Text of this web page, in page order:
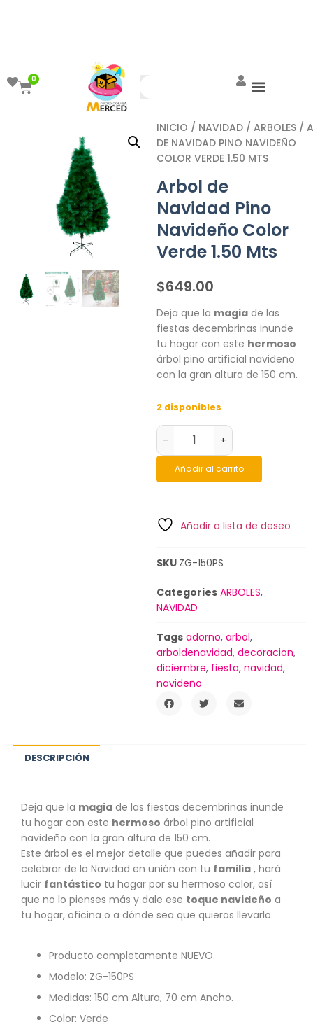
0
INICIO / NAVIDAD / ARBOLES /
DE NAVIDAD PINO NAVIDEÑO
COLOR VERDE 1.50 MTS
Arbol de
Navidad Pino
Navideño Color
Verde 1.50 Mts
$649.00
Deja que la magia de las
fiestas decembrinas inunde
tu hogar con este hermoso
árbol pino artificial navideño
con la gran altura de 150 cm.
2 disponibles
- +
Añadir al carrito
Añadir a lista de deseo
SKU ZG-150PS
Categories ARBOLES,
NAVIDAD
Tags adorno, arbol,
arboldenavidad, decoracion,
diciembre, fiesta, navidad,
navideño
DESCRIPCIÓN
Deja que la magia de las fiestas decembrinas inunde
tu hogar con este hermoso árbol pino artificial
navideño con la gran altura de 150 cm.
Este árbol es el mejor detalle que puedes añadir para
celebrar de la Navidad en unión con tu familia , hará
lucir fantástico tu hogar por su hermoso color, así
que no lo pienses más y dale ese toque navideño a
tu hogar, oficina o a dónde sea que quieras llevarlo.
Producto completamente NUEVO.
Modelo: ZG-150PS
Medidas: 150 cm Altura, 70 cm Ancho.
Color: Verde